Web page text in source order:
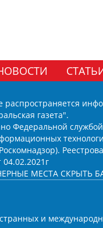
распространяется
газета".
Федеральной
МЕСТА СКРЫТЬ
и